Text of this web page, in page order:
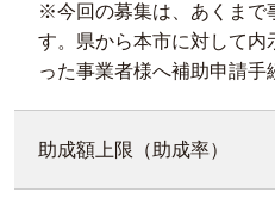
※今回の募集は、あくまで
す。県から本市に対して内
った事業者様へ補助申請手
助成額上限（助成率）